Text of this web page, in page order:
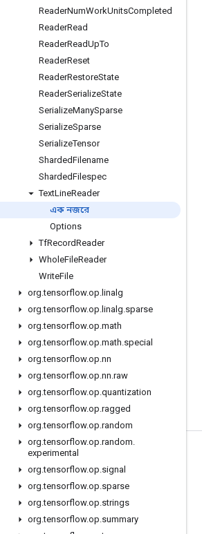
ReaderNumWorkUnitsCompleted
ReaderRead
ReaderReadUpTo
ReaderReset
ReaderRestoreState
ReaderSerializeState
SerializeManySparse
SerializeSparse
SerializeTensor
ShardedFilename
ShardedFilespec
TextLineReader
এক নজরে
Options
TfRecordReader
WholeFileReader
WriteFile
org.tensorflow.op. linalg
org.tensorflow.op. linalg.sparse
org.tensorflow.op.math
org.tensorflow.op.math.special
org.tensorflow.op.nn
org.tensorflow.op.nn.raw
org.tensorflow.op.quantization
org.tensorflow.op.ragged
org.tensorflow.op.random
org.tensorflow.op.random.
experimental
org.tensorflow.op.signal
org.tensorflow.op.sparse
org.tensorflow.op.strings
org.tensorflow.op.summary
সবসময় যুক্ত থাকুন
ফোরাম
GitHub